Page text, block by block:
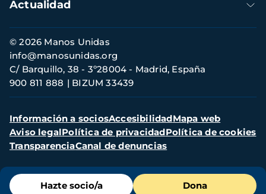
Menú
de
Hazte socio/a Dona
Actualidad
Información
de
contacto
© 2026 Manos Unidas
C/ Barquillo, 38 - 3º28004 - Madrid, España
900 811 888
BIZUM 33439
info@manosunidas.org
Menú
secundario
Información a sociosAccesibilidadMapa web
Aviso legalPolítica de privacidadPolítica de cookies
TransparenciaCanal de denuncias